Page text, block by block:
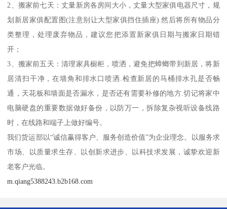
2、搬家前七天：丈量新房各房间大小，丈量大型家俱电器尺寸，规
划新居家俱配置图(注意别让大型家俱挡住插座).然后将所有物品分
类整理，处理废弃物品，建议您把添置新家俱日期与搬家日期错
开；
3、搬家前五天：清理家具橱柜，喷洒，避免把蟑螂带到新居，将新
居清扫干净，在墙角和排水口喷洒.检查新居的马桶排水孔是否畅
通，天花板和墙面是否漏水，是否还有需要补修的地方.切记将家中
电脑硬盘的重要数据做好备份，以防万一，拆除复杂视听设备线路
时，在线路和端子上做好编号。
我们货运部以“诚信赢得客户、服务创造价值”为企业理念。以服务求
市场、以质量求生存、以创新求进步、以科技求发展，诚挚欢迎新
老客户光临。
m.qiang5388243.b2b168.com